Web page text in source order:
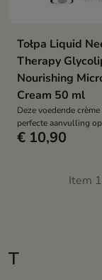
T
Tołpa Liquid
Therapy
Nourishing
Cream 50 ml
Deze voedende
perfecte aanvulling op
microneedlingtherapie.
en hydrateert
de huid tijdens het
€ 10,90
Item